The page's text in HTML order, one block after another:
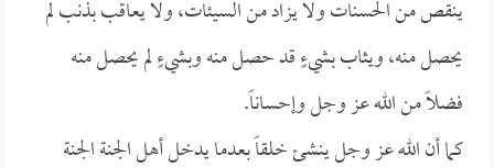
ينقص من الحسنات ولا يزاد من السيئات، ولا يعاقب بذنب لم
يحصل منه، ويثاب بشيءٍ قد حصل منه وبشيءٍ لم يحصل منه
فضلاً من الله عز وجل وإحساناً.
كما أن الله عز وجل ينشئ خلقاً بعدما يدخل أهل الجنة الجنة